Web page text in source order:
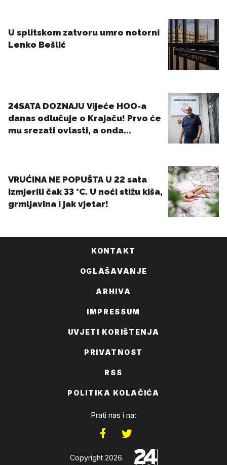
KONTAKT
OGLAŠAVANJE
ARHIVA
IMPRESSUM
UVJETI KORIŠTENJA
PRIVATNOST
RSS
POLITIKA KOLAČIĆA
Prati nas i na:
Copyright 2026.